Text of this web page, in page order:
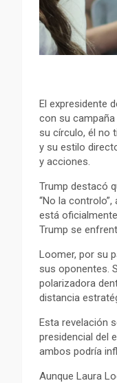
El expresidente
con su campaña
su círculo, él no
y su estilo
y acciones.
Trump destacó
“No la
está
Trump se
Loomer, por su
sus oponentes.
polarizadora
distancia
Esta revelación
presidencial del
ambos podría
Aunque Laura